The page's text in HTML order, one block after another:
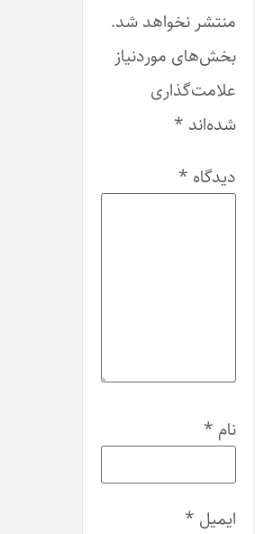
منتشر نخواهد شد.
بخش‌های موردنیاز
علامت‌گذاری
شده‌اند *
دیدگاه *
نام *
ایمیل *